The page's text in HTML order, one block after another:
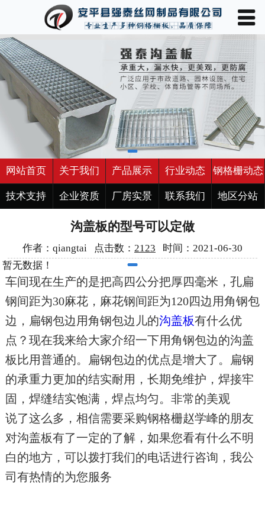
 网站首页
关于我们
产品展示
钢格栅动态
技术支持
企业资质
厂房实景
联系我们
地区分站
󰀥
网站首页 关于我们 产品展示 行业动态 钢格栅动态
技术支持 企业资质 厂房实景 联系我们 地区分站
沟盖板的型号可以定做
作者：qiangtai 点击数： 2123 时间：2021-06-30
暂无数据！
车间现在生产的是把高四公分把厚四毫米，孔扁
钢间距为30麻花， 麻花钢间距为120四边用角钢包
边， 扁钢包边用角钢包边儿的沟盖板有什么优
点？现在我来给大家介绍一下用角钢包边的沟盖
板比用普通的。扁钢包边的优点是增大了。扁钢
的承重力更加的结实耐用 ， 长期免维护 ， 焊接牢
固，焊缝结实饱满，焊点均匀。非常的美观
说了这么多，相信需要采购钢格栅赵学峰的朋友
对沟盖板有了一定的了解，如果您看有什么不明
白的地方，可以拨打我们的电话进行咨询，我公
司有热情的为您服务